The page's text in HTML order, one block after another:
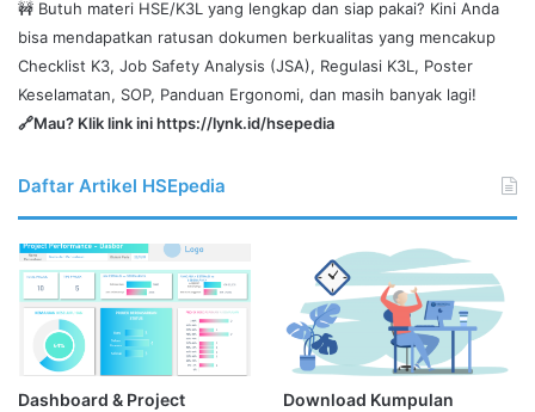
🚧 Butuh materi HSE/K3L yang lengkap dan siap pakai? Kini Anda
bisa mendapatkan ratusan dokumen berkualitas yang mencakup
Checklist K3, Job Safety Analysis (JSA), Regulasi K3L, Poster
Keselamatan, SOP, Panduan Ergonomi, dan masih banyak lagi!
🔗Mau? Klik link inihttps://lynk.id/hsepedia
Daftar Artikel HSEpedia
Dashboard & Project
Download Kumpulan